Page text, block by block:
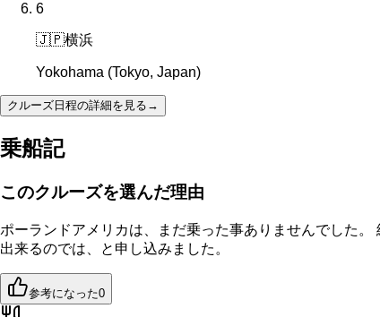
6
🇯🇵横浜
Yokohama (Tokyo, Japan)
クルーズ日程の詳細を見る →
乗船記
このクルーズを選んだ理由
ポーランドアメリカは、まだ乗った事ありませんでした
出来るのでは、と申し込みました。
参考になった0